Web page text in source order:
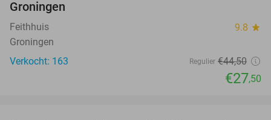
Groningen
Feithhuis 9.8 star
Groningen
Verkocht: 163
Regulier €44,50
€27,50